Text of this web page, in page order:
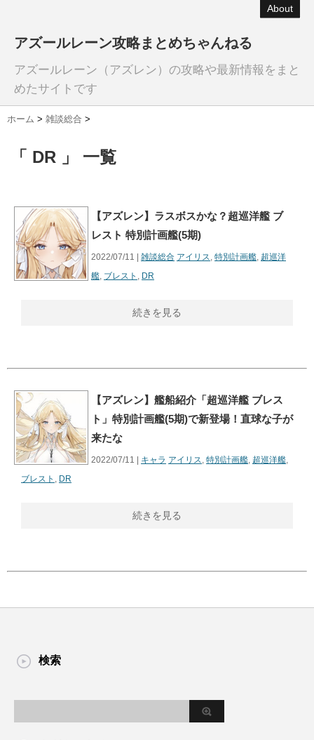
About
アズールレーン攻略まとめちゃんねる
アズールレーン（アズレン）の攻略や最新情報をまと
めたサイトです
ホーム > 雑談総合 >
「 DR 」 一覧
【アズレン】ラスボスかな？超巡洋艦 ブ
レスト 特別計画艦(5期)
2022/07/11 | 雑談総合 アイリス, 特別計画艦, 超巡洋
艦, ブレスト , DR
続きを見る
【アズレン】艦船紹介「超巡洋艦 ブレス
ト」特別計画艦(5期)で新登場！直球な子が
来たな
2022/07/11 | キャラ アイリス, 特別計画艦, 超巡洋艦,
ブレスト , DR
続きを見る
検索